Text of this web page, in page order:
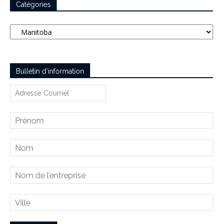
Catégories
Catégories
Bulletin d’information